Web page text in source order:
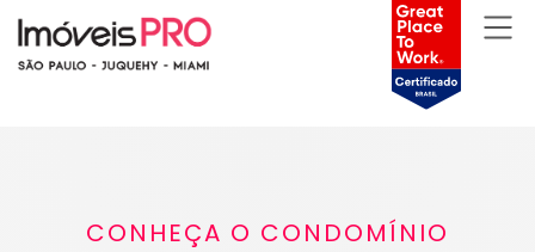
CONHEÇA O CONDOMÍNIO